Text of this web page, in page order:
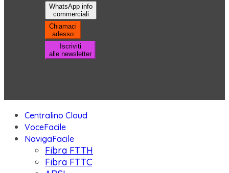
WhatsApp info
commerciali
Chiamaci
adesso
Iscriviti
alle newsletter
Centralino Cloud
VoceFacile
NavigaFacile
Fibra FTTH
Fibra FTTC